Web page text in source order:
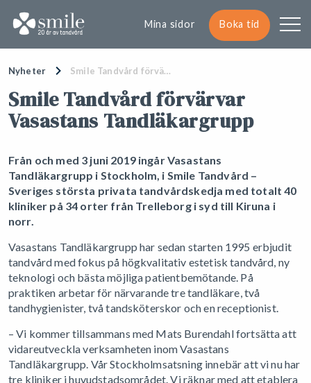
Nyheter Smile Tandvård förvä…
Smile Tandvård förvärvar
Vasastans Tandläkargrupp
Från och med 3 juni 2019 ingår Vasastans
Tandläkargrupp i Stockholm, i Smile Tandvård –
Sveriges största privata tandvårdskedja med totalt 40
kliniker på 34 orter från Trelleborg i syd till Kiruna i
norr.
Vasastans Tandläkargrupp har sedan starten 1995 erbjudit
tandvård med fokus på högkvalitativ estetisk tandvård, ny
teknologi och bästa möjliga patientbemötande. På
praktiken arbetar för närvarande tre tandläkare, två
tandhygienister, två tandsköterskor och en receptionist.
– Vi kommer tillsammans med Mats Burendahl fortsätta att
vidareutveckla verksamheten inom Vasastans
Tandläkargrupp. Vår Stockholmsatsning innebär att vi nu har
tre kliniker i huvudstadsområdet. Vi räknar med att etablera
Mina sidor Boka tid